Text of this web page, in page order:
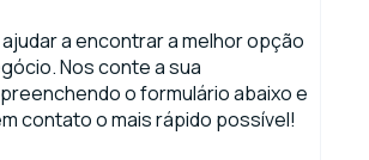
a encontrar a melhor opção
Nos conte a sua
o formulário abaixo e
contato o mais rápido possível!